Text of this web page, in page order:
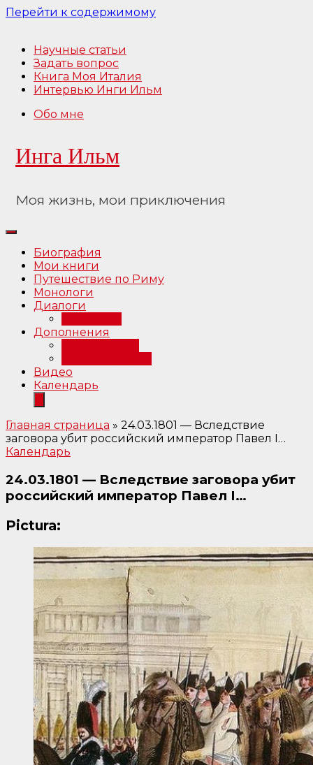
Перейти к содержимому
Научные статьи
Задать вопрос
Книга Моя Италия
Интервью Инги Ильм
Обо мне
Инга Ильм
Моя жизнь, мои приключения
Биография
Мои книги
Путешествие по Риму
Монологи
Диалоги
Дополнения
Видео
Календарь
Главная страница » 24.03.1801 — Вследствие
заговора убит российский император Павел I…
Календарь
24.03.1801 — Вследствие заговора убит
российский император Павел I…
Pictura: